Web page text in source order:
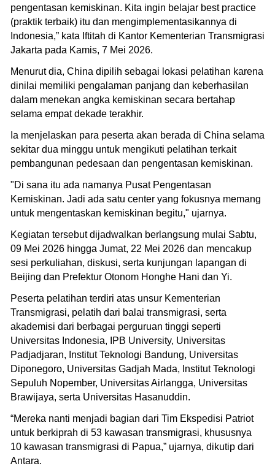
pengentasan kemiskinan. Kita ingin belajar best practice
(praktik terbaik) itu dan mengimplementasikannya di
Indonesia,” kata Iftitah di Kantor Kementerian Transmigrasi
Jakarta pada Kamis, 7 Mei 2026.
Menurut dia, China dipilih sebagai lokasi pelatihan karena
dinilai memiliki pengalaman panjang dan keberhasilan
dalam menekan angka kemiskinan secara bertahap
selama empat dekade terakhir.
Ia menjelaskan para peserta akan berada di China selama
sekitar dua minggu untuk mengikuti pelatihan terkait
pembangunan pedesaan dan pengentasan kemiskinan.
"Di sana itu ada namanya Pusat Pengentasan
Kemiskinan. Jadi ada satu center yang fokusnya memang
untuk mengentaskan kemiskinan begitu," ujarnya.
Kegiatan tersebut dijadwalkan berlangsung mulai Sabtu,
09 Mei 2026 hingga Jumat, 22 Mei 2026 dan mencakup
sesi perkuliahan, diskusi, serta kunjungan lapangan di
Beijing dan Prefektur Otonom Honghe Hani dan Yi.
Peserta pelatihan terdiri atas unsur Kementerian
Transmigrasi, pelatih dari balai transmigrasi, serta
akademisi dari berbagai perguruan tinggi seperti
Universitas Indonesia, IPB University, Universitas
Padjadjaran, Institut Teknologi Bandung, Universitas
Diponegoro, Universitas Gadjah Mada, Institut Teknologi
Sepuluh Nopember, Universitas Airlangga, Universitas
Brawijaya, serta Universitas Hasanuddin.
“Mereka nanti menjadi bagian dari Tim Ekspedisi Patriot
untuk berkiprah di 53 kawasan transmigrasi, khususnya
10 kawasan transmigrasi di Papua,” ujarnya, dikutip dari
Antara.